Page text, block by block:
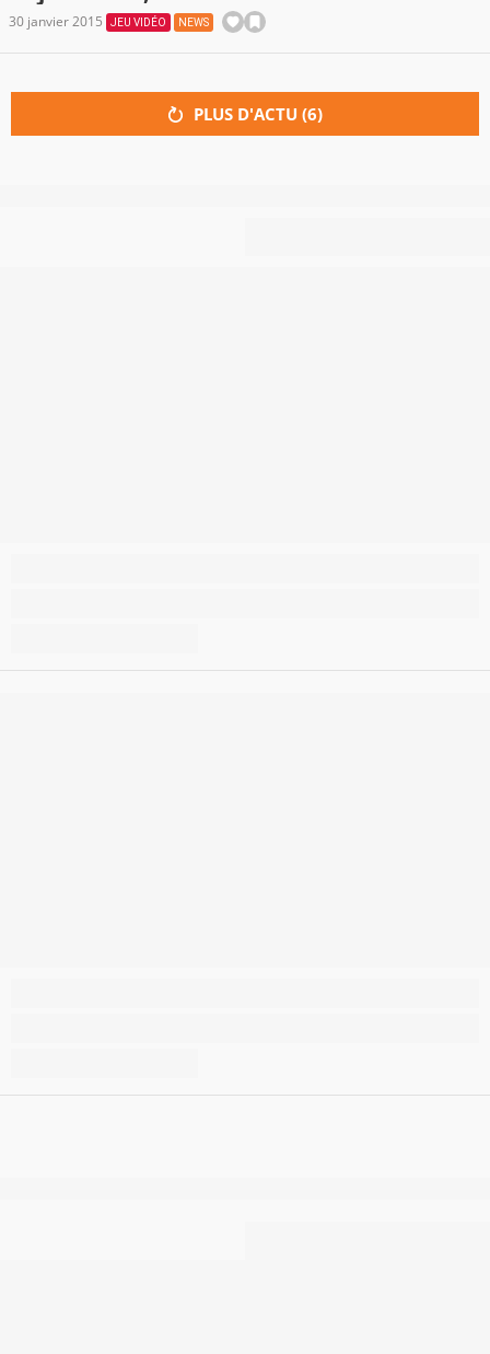
30 janvier 2015 JEU VIDÉO NEWS
PLUS D'ACTU (6)